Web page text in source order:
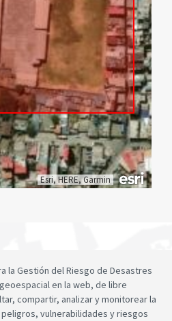
Esri, HERE, Garmin
la Gestión del Riesgo de Desastres
en la web, de libre
compartir, analizar y monitorear la
vulnerabilidades y riesgos